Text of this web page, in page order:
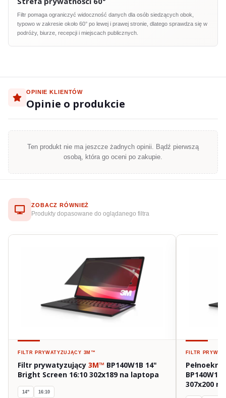
Filtr pomaga ograniczyć widoczność danych dla osób siedzących obok,
typowo w zakresie około 60° po lewej i prawej stronie, dlatego sprawdza się w
podróży, biurze, recepcji i miejscach publicznych.
OPINIE KLIENTÓW
Opinie o produkcie
Ten produkt nie ma jeszcze żadnych opinii. Bądź pierwszą
osobą, która go oceni po zakupie.
ZOBACZ RÓWNIEŻ
Produkty dopasowane do oglądanego filtra
FILTR PRYWATYZUJĄCY 3M™
Filtr prywatyzujący 3M™ BP140W1B 14"
Bright Screen 16:10 302x189 na laptopa
14" 16:10
FILTR
307x200